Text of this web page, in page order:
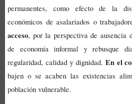
permanentes, como efecto de la
económicos de asalariados o
acceso, por la perspectiva de ausencia
de economía informal y rebusque
regularidad, calidad y dignidad. En el
bajen o se acaben las existencias
población vulnerable.